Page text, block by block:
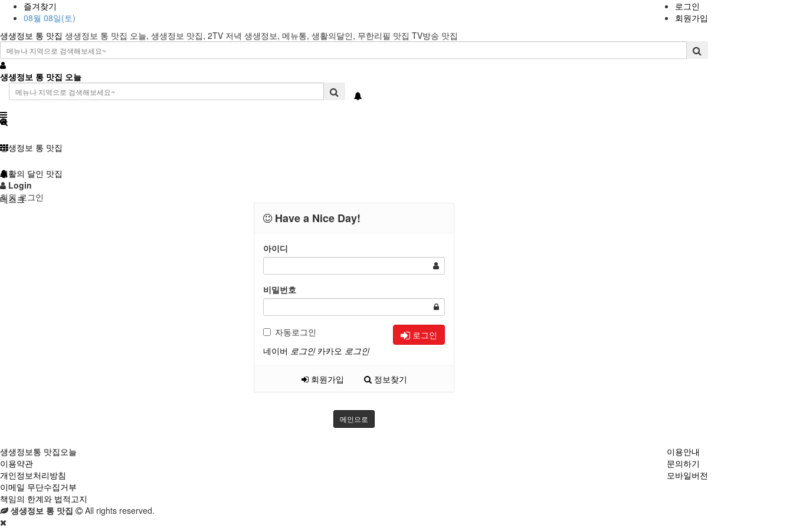
즐겨찾기
08월 08일(토)
로그인
회원가입
생생정보 통 맛집 생생정보 통 맛집 오늘, 생생정보 맛집, 2TV 저녁 생생정보, 메뉴통, 생활의달인, 무한리필 맛집 TV방송 맛집
생생정보 통 맛집 오늘
생생정보 통 맛집
생활의 달인 맛집
데스크
Login
회원 로그인
Have a Nice Day!
아이디
비밀번호
자동로그인
로그인
네이버 로그인 카카오 로그인
회원가입 정보찾기
메인으로
생생정보통 맛집오늘
이용약관
개인정보처리방침
이메일 무단수집거부
책임의 한계와 법적고지
이용안내
문의하기
모바일버전
생생정보 통 맛집 All rights reserved.